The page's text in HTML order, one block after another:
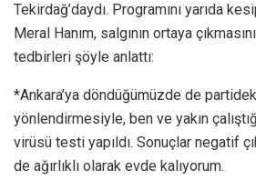
Tekirdağ’daydı. Programını yarıda
Meral Hanım, salgının ortaya
tedbirleri şöyle anlattı:
*Ankara’ya döndüğümüzde de
yönlendirmesiyle, ben ve yakın
virüsü testi yapıldı. Sonuçlar negatif
de ağırlıklı olarak evde kalıyorum.